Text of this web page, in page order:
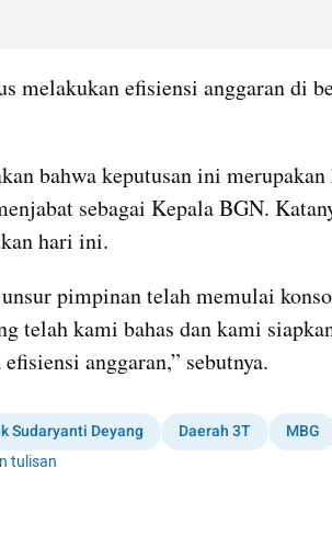
melakukan efisiensi anggaran di
bahwa keputusan ini
sebagai Kepala BGN.
hari ini.
pimpinan telah memulai
telah kami bahas dan kami
anggaran,” sebutnya.
Sudaryanti Deyang Daerah 3T
MBG
tulisan